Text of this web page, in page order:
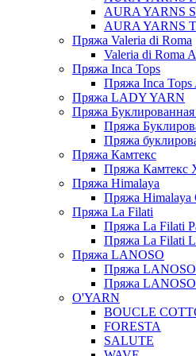
AURA YARNS
AURA YARNS
Пряжа Valeria di Roma
Valeria di Roma
Пряжа Inca Tops
Пряжа Inca Tops
Пряжа LADY YARN
Пряжа
Пряжа
Пряжа
Пряжа Камтекс
Пряжа Камтекс
Пряжа Himalaya
Пряжа Himalaya
Пряжа La Filati
Пряжа La Filati
Пряжа La Filati
Пряжа LANOSO
Пряжа
Пряжа
O'YARN
BOUCLE
FORESTA
SALUTE